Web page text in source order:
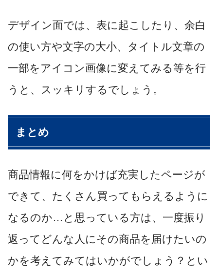
デザイン面では、表に起こしたり、余白
の使い方や文字の大小、タイトル文章の
一部をアイコン画像に変えてみる等を行
うと、スッキリするでしょう。
まとめ
商品情報に何をかけば充実したページが
できて、たくさん買ってもらえるように
なるのか…と思っている方は、一度振り
返ってどんな人にその商品を届けたいの
かを考えてみてはいかがでしょう？とい